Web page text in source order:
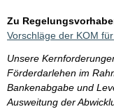
Zu
Vorschläge der KOM
Unsere
Förderdarlehen im
Bankenabgabe und
Ausweitung der